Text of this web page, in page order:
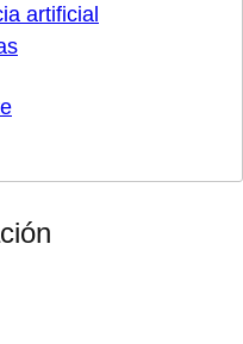
artificial